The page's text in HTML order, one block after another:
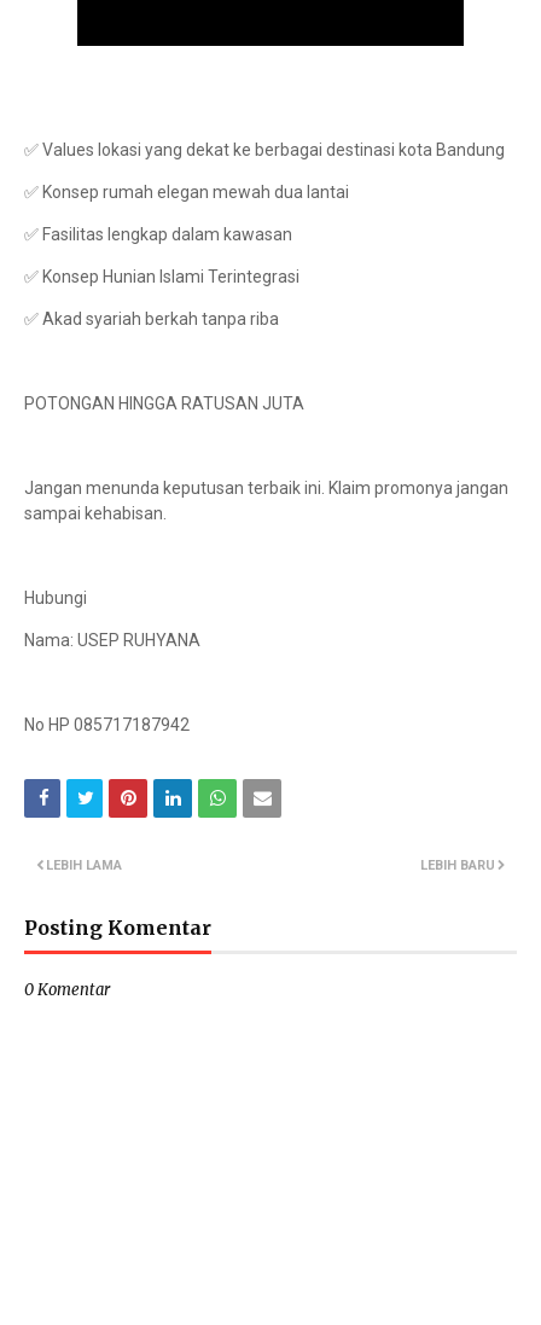
✅ Values lokasi yang dekat ke berbagai destinasi kota Bandung
✅ Konsep rumah elegan mewah dua lantai
✅ Fasilitas lengkap dalam kawasan
✅ Konsep Hunian Islami Terintegrasi
✅ Akad syariah berkah tanpa riba
POTONGAN HINGGA RATUSAN JUTA
Jangan menunda keputusan terbaik ini. Klaim promonya jangan
sampai kehabisan.
Hubungi
Nama: USEP RUHYANA
No HP 085717187942
LEBIH BARU
LEBIH LAMA
Posting Komentar
0 Komentar